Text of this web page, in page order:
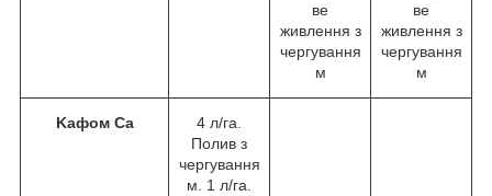
ве
живлення з
чергування
м
ве
живлення з
чергування
м
Kафом Ca
4 л/га.
Полив з
чергування
м. 1 л/га.